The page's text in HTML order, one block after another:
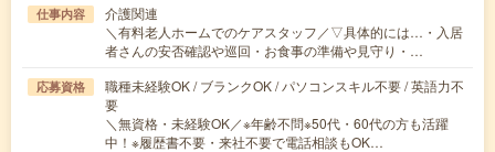
仕事内容
介護関連
＼有料老人ホームでのケアスタッフ／▽具体的には…・入居
者さんの安否確認や巡回・お食事の準備や見守り・…
応募資格
職種未経験OK / ブランクOK / パソコンスキル不要 / 英語力不
要
＼無資格・未経験OK／※年齢不問※50代・60代の方も活躍
中！※履歴書不要・来社不要で電話相談もOK…